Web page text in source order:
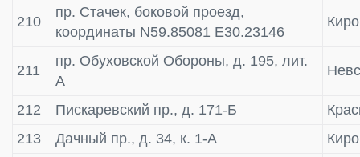
210
пр. Стачек, боковой проезд,
координаты N59.85081 E30.23146
211
пр. Обуховской Обороны, д. 195, лит.
А
212 Пискаревский пр., д. 171-Б
213
Дачный пр., д. 34, к. 1-А